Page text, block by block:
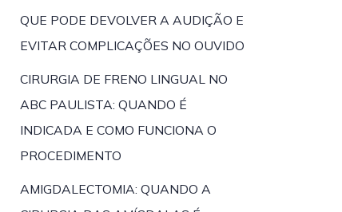
QUE PODE DEVOLVER A AUDIÇÃO E
EVITAR COMPLICAÇÕES NO OUVIDO
CIRURGIA DE FRENO LINGUAL NO
ABC PAULISTA: QUANDO É
INDICADA E COMO FUNCIONA O
PROCEDIMENTO
AMIGDALECTOMIA: QUANDO A